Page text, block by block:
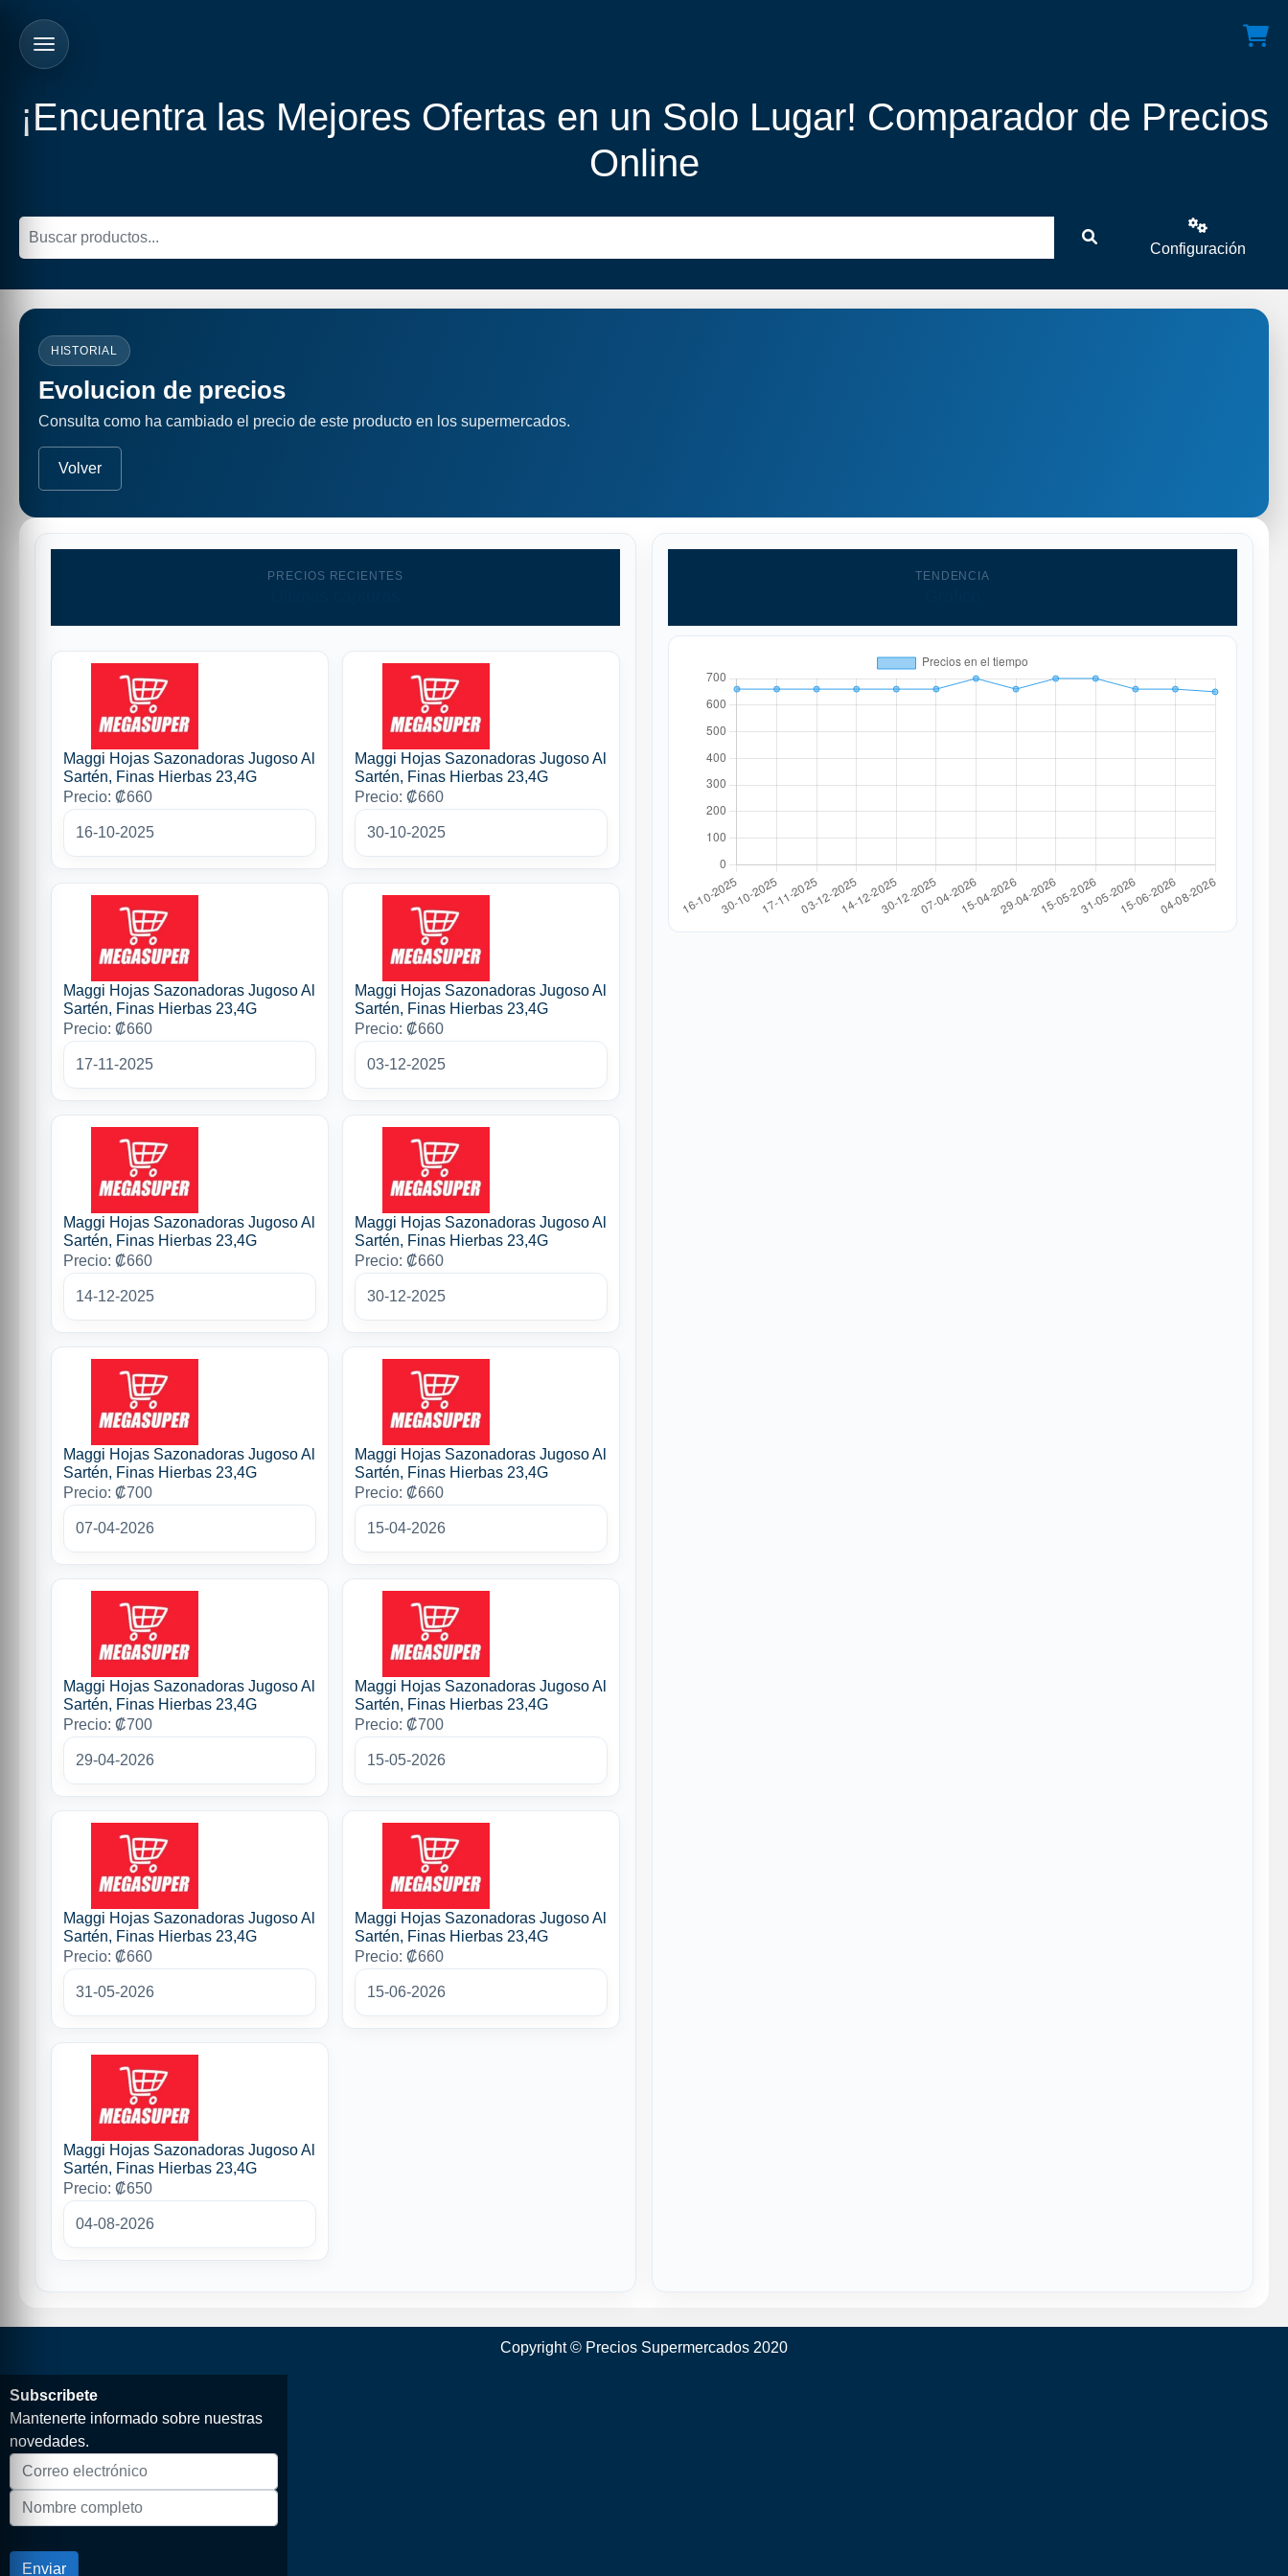
¡Encuentra las Mejores Ofertas en un Solo Lugar! Comparador de Precios
Online
Configuración
HISTORIAL
Evolucion de precios
Consulta como ha cambiado el precio de este producto en los supermercados.
Volver
PRECIOS RECIENTES
Maggi Hojas Sazonadoras Jugoso Al
Sartén, Finas Hierbas 23,4G
Precio: ₡660
16-10-2025
Maggi Hojas Sazonadoras Jugoso Al
Sartén, Finas Hierbas 23,4G
Precio: ₡660
30-10-2025
Maggi Hojas Sazonadoras Jugoso Al
Sartén, Finas Hierbas 23,4G
Precio: ₡660
17-11-2025
Maggi Hojas Sazonadoras Jugoso Al
Sartén, Finas Hierbas 23,4G
Precio: ₡660
03-12-2025
Maggi Hojas Sazonadoras Jugoso Al
Sartén, Finas Hierbas 23,4G
Precio: ₡660
14-12-2025
Maggi Hojas Sazonadoras Jugoso Al
Sartén, Finas Hierbas 23,4G
Precio: ₡660
30-12-2025
Maggi Hojas Sazonadoras Jugoso Al
Sartén, Finas Hierbas 23,4G
Precio: ₡700
07-04-2026
Maggi Hojas Sazonadoras Jugoso Al
Sartén, Finas Hierbas 23,4G
Precio: ₡660
15-04-2026
Maggi Hojas Sazonadoras Jugoso Al
Sartén, Finas Hierbas 23,4G
Precio: ₡700
29-04-2026
Maggi Hojas Sazonadoras Jugoso Al
Sartén, Finas Hierbas 23,4G
Precio: ₡700
15-05-2026
Maggi Hojas Sazonadoras Jugoso Al
Sartén, Finas Hierbas 23,4G
Precio: ₡660
31-05-2026
Maggi Hojas Sazonadoras Jugoso Al
Sartén, Finas Hierbas 23,4G
Precio: ₡660
15-06-2026
Maggi Hojas Sazonadoras Jugoso Al
Sartén, Finas Hierbas 23,4G
Precio: ₡650
04-08-2026
TENDENCIA
Copyright © Precios Supermercados 2020
Subscribete
Mantenerte informado sobre nuestras
novedades.